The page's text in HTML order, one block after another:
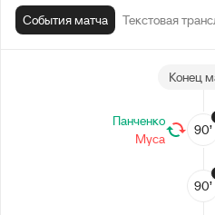
События матча Текстовая
Конец
90’
Панченко
Муса
90’